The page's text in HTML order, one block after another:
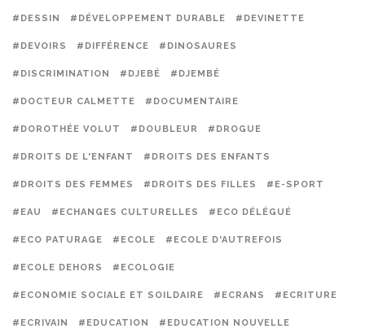
#DESSIN #DÉVELOPPEMENT DURABLE #DEVINETTE
#DEVOIRS #DIFFÉRENCE #DINOSAURES
#DISCRIMINATION #DJEBÉ #DJEMBÉ
#DOCTEUR CALMETTE #DOCUMENTAIRE
#DOROTHÉE VOLUT #DOUBLEUR #DROGUE
#DROITS DE L'ENFANT #DROITS DES ENFANTS
#DROITS DES FEMMES #DROITS DES FILLES #E-SPORT
#EAU #ECHANGES CULTURELLES #ECO DÉLÉGUÉ
#ECO PATURAGE #ECOLE #ECOLE D'AUTREFOIS
#ECOLE DEHORS #ECOLOGIE
#ECONOMIE SOCIALE ET SOILDAIRE #ECRANS #ECRITURE
#ECRIVAIN #EDUCATION #EDUCATION NOUVELLE